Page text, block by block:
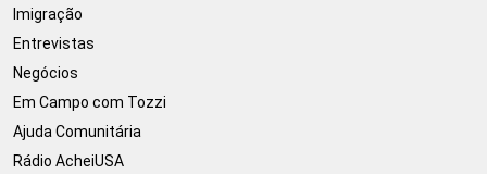
Imigração
Entrevistas
Negócios
Em Campo com Tozzi
Ajuda Comunitária
Rádio AcheiUSA